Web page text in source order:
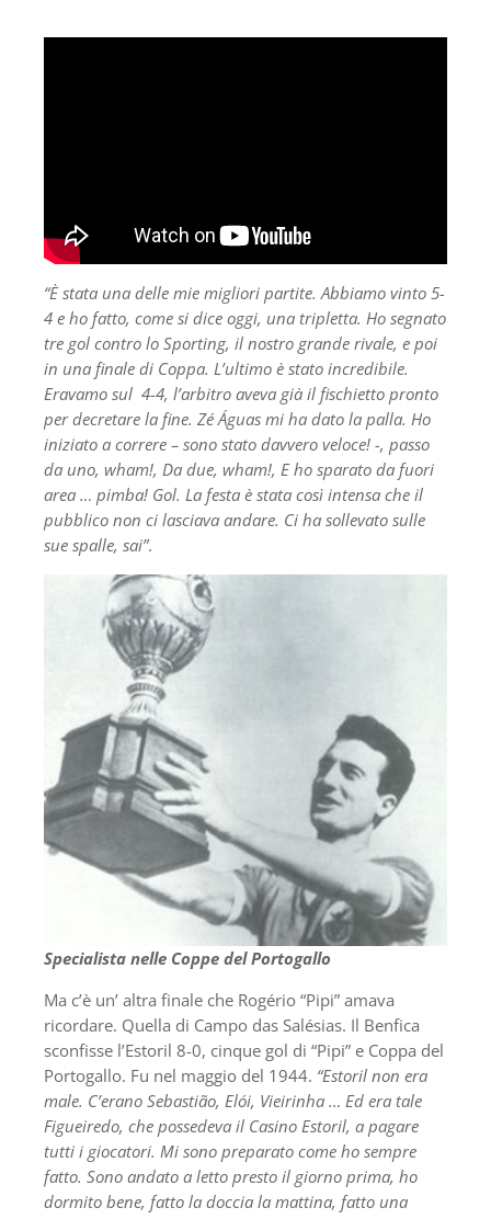
“È stata una delle mie migliori partite. Abbiamo vinto 5-
4 e ho fatto, come si dice oggi, una tripletta. Ho segnato
tre gol contro lo Sporting, il nostro grande rivale, e poi
in una finale di Coppa. L’ultimo è stato incredibile.
Eravamo sul 4-4, l’arbitro aveva già il fischietto pronto
per decretare la fine. Zé Águas mi ha dato la palla. Ho
iniziato a correre – sono stato davvero veloce! -, passo
da uno, wham!, Da due, wham!, E ho sparato da fuori
area … pimba! Gol. La festa è stata così intensa che il
pubblico non ci lasciava andare. Ci ha sollevato sulle
sue spalle, sai”.
Specialista nelle Coppe del Portogallo
Ma c’è un’ altra finale che Rogério “Pipi” amava
ricordare. Quella di Campo das Salésias. Il Benfica
sconfisse l’Estoril 8-0, cinque gol di “Pipi” e Coppa del
Portogallo. Fu nel maggio del 1944. “Estoril non era
male. C’erano Sebastião, Elói, Vieirinha … Ed era tale
Figueiredo, che possedeva il Casino Estoril, a pagare
tutti i giocatori. Mi sono preparato come ho sempre
fatto. Sono andato a letto presto il giorno prima, ho
dormito bene, fatto la doccia la mattina, fatto una